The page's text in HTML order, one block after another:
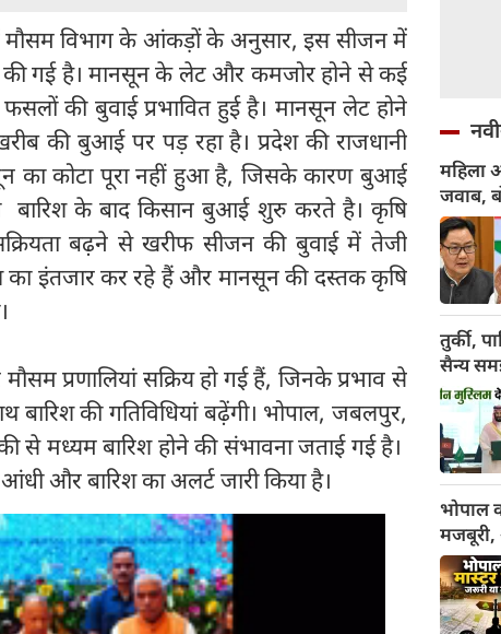
मौसम विभाग के आंकड़ों के अनुसार, इस सीजन में
की गई है। मानसून के लेट और कमजोर होने से कई
की बुवाई प्रभावित हुई है। मानसून लेट होने
की बुआई पर पड़ रहा है। प्रदेश की राजधानी
का कोटा पूरा नहीं हुआ है, जिसके कारण बुआई
बारिश के बाद किसान बुआई शुरु करते है। कृषि
बढ़ने से खरीफ सीजन की बुवाई में तेजी
इंतजार कर रहे हैं और मानसून की दस्तक कृषि
प्रणालियां सक्रिय हो गई हैं, जिनके प्रभाव से
की गतिविधियां बढ़ेंगी। भोपाल, जबलपुर,
मध्यम बारिश होने की संभावना जताई गई है।
और बारिश का अलर्ट जारी किया है।
महिला
जवाब,
तुर्की,
सैन्य
भोपाल
मजबूरी,
कागजों